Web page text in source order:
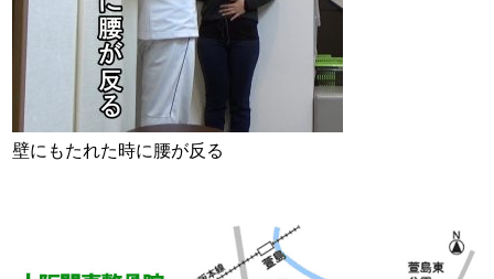
壁にもたれた時に腰が反る